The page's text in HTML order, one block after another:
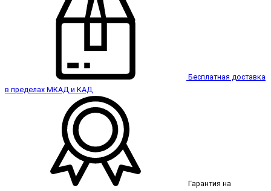
Бесплатная доставка
в пределах МКАД и КАД
Гарантия на